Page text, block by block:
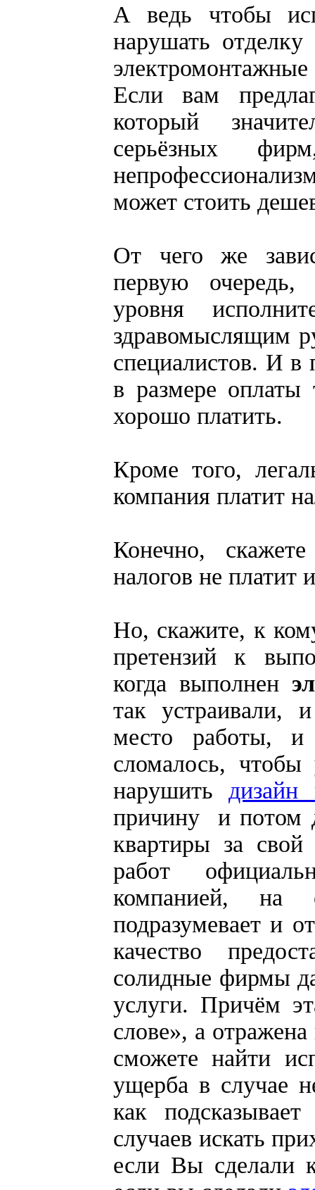
А ведь чтобы
нарушать
Если вам
который
серьёзных
может стоить
От чего же
первую очередь,
уровня
здравомыслящим
специалистов. И в
в размере
хорошо платить.
Кроме того,
компания платит
Конечно,
налогов не платит
Но, скажите, к
претензий к
когда выполнен
так устраивали,
место работы,
сломалось,
нарушить
причину и потом
квартиры за свой
работ
компанией, на
подразумевает и
качество
солидные фирмы
услуги. Причём
слове», а
сможете найти
ущерба в случае
как
случаев искать
если Вы сделали